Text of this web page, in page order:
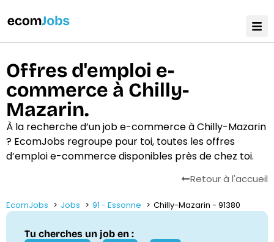
Offres d'emploi e-
commerce à Chilly-
Mazarin.
À la recherche d’un job e-commerce à Chilly-Mazarin
? EcomJobs regroupe pour toi, toutes les offres
d’emploi e-commerce disponibles près de chez toi.
Retour à l'accueil
EcomJobs Jobs 91 - Essonne Chilly-Mazarin - 91380
Tu cherches un job en :